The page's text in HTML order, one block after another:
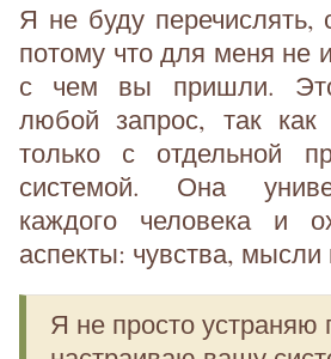
Я не буду перечислять,
потому что для меня не
с чем вы пришли.
любой запрос, так
только с отдельной
системой. Она
каждого человека и
аспекты: чувства, мысли
Я не просто устраняю